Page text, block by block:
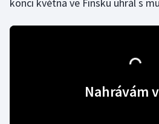
Stolní tenis
konci května ve Finsku uhrál s
Nahrávám